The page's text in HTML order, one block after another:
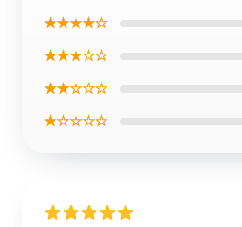
★★★★☆
★★★☆☆
★★☆☆☆
★☆☆☆☆